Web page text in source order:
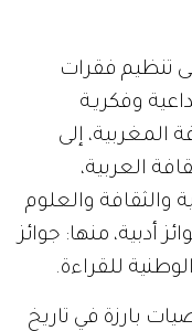
تنظيم فقرات
وفكريـة
إلى
العربية،
والثقافة والعلوم
أدبية، منها: جوائز
للقراءة.
بارزة في تاريخ